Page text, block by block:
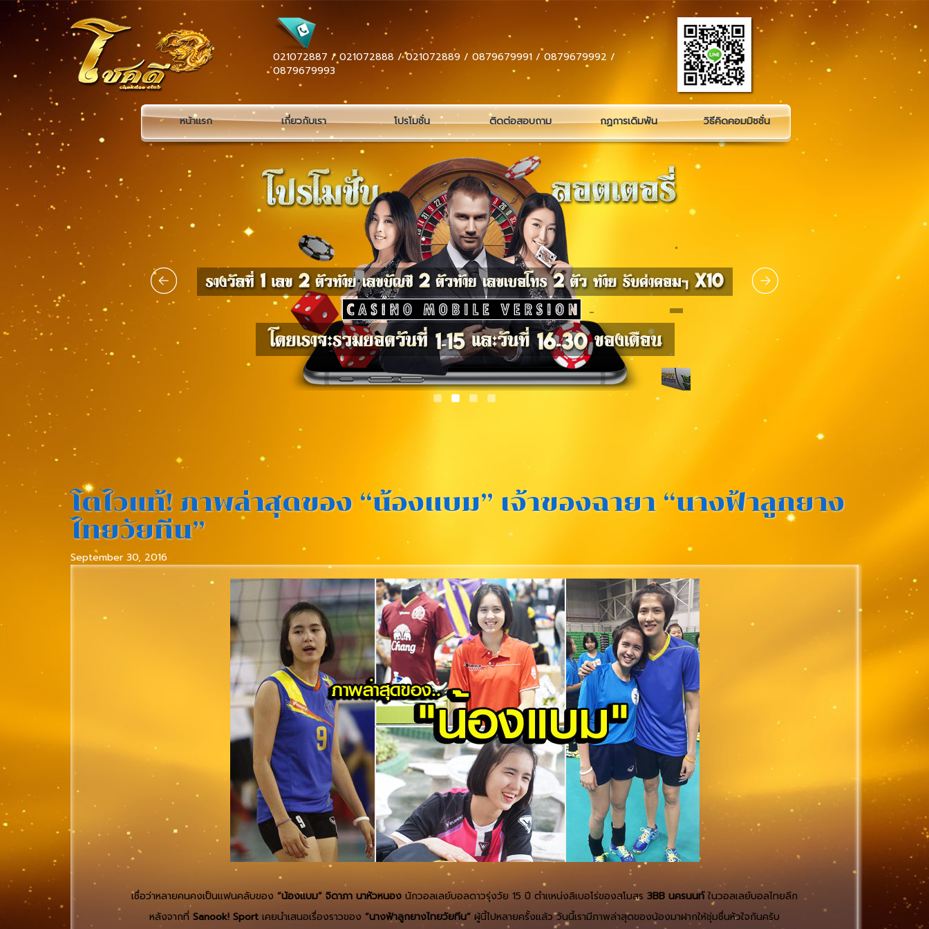
021072887 / 021072888 / 021072889 / 0879679991 / 0879679992 /
0879679993
หน้าแรก เกี่ยวกับเรา โปรโมชั่น ติดต่อสอบถาม กฏการเดิมพัน วิธีคิดคอมมิชชั่น
โตไวแท้! ภาพล่าสุดของ “น้องแบม” เจ้าของฉายา “นางฟ้าลูกยาง
ไทยวัยทีน”
September 30, 2016
เชื่อว่าหลายคนคงเป็นแฟนคลับของ “น้องแบม” จิดาภา นาหัวหนอง นักวอลเลย์บอลดาวรุ่งวัย 15 ปี ตำแหน่งลิเบอโร่ของสโมสร 3BB นครนนท์ในวอลเลย์บอลไทยลีก
หลังจากที่ Sanook! Sport เคยนำเสนอเรื่องราวของ “นางฟ้าลูกยางไทยวัยทีน” ผู้นี้ไปหลายครั้งแล้ว วันนี้เรามีภาพล่าสุดของน้องมาฝากให้ชุ่มชื่นหัวใจกันครับ